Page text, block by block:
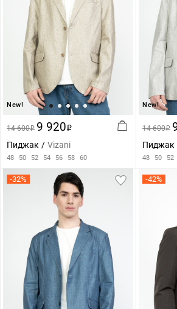
New!
14 600i 9 920i
Пиджак Vizani
48 50 52 54 56 58 60
New!
14 600i
Пиджак
48 50 52
-32% -42%